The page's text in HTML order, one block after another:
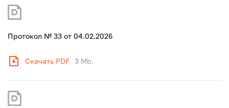
Протокол № 33 от 04.02.2026
Скачать PDF 3 Mb.